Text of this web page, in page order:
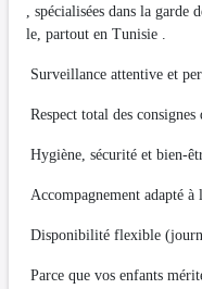
, spécialisées dans la garde
le, partout en Tunisie .
Surveillance attentive et
Respect total des consignes
Hygiène, sécurité et bien-
Accompagnement adapté à
Disponibilité flexible
Parce que vos enfants